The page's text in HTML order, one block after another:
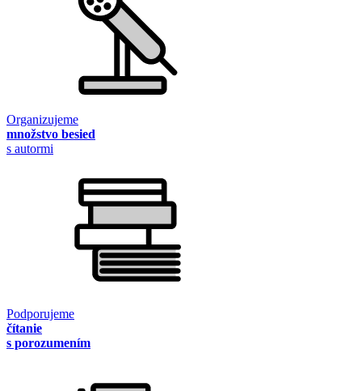
Organizujeme
množstvo besied
s autormi
Podporujeme
čítanie
s porozumením